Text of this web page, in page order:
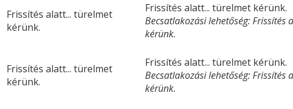
Frissítés alatt... türelmet
kérünk.
Frissítés alatt... türelmet kérünk.
Becsatlakozási lehetőség: Frissítés
kérünk.
Frissítés alatt... türelmet
kérünk.
Frissítés alatt... türelmet kérünk.
Becsatlakozási lehetőség: Frissítés
kérünk.